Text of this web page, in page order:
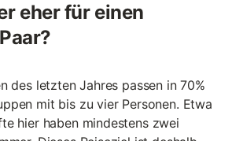
eher für einen
des letzten Jahres passen in 70%
mit bis zu vier Personen. Etwa
hier haben mindestens zwei